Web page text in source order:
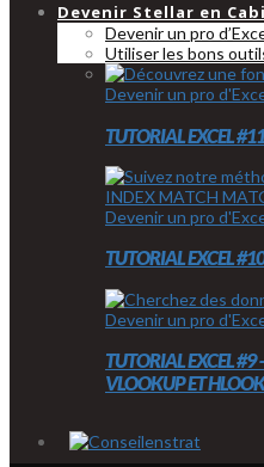
Devenir Stellar en
Devenir un pro
Utiliser les bons
Devenir un pro
TUTORIAL EXCEL
Devenir un pro
TUTORIAL EXCEL
Devenir un pro
TUTORIAL EXCEL #9
VLOOKUP ET